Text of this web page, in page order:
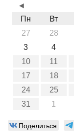
Пн
Вт
27
28
3
4
10
11
17
18
24
25
31
1
◄
Поделиться